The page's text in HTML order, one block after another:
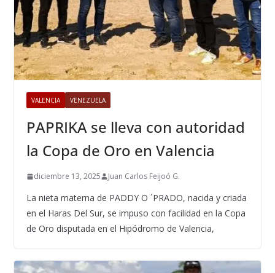
VALENCIA VENEZUELA
PAPRIKA se lleva con autoridad
la Copa de Oro en Valencia
diciembre 13, 2025 Juan Carlos Feijoó G.
La nieta materna de PADDY O ´PRADO, nacida y criada
en el Haras Del Sur, se impuso con facilidad en la Copa
de Oro disputada en el Hipódromo de Valencia,